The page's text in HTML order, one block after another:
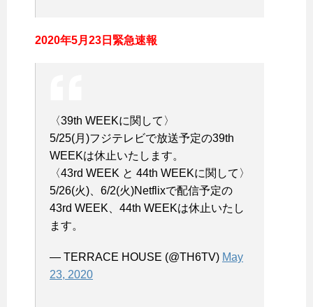
2020年5月23日緊急速報
〈39th WEEKに関して〉
5/25(月)フジテレビで放送予定の39th
WEEKは休止いたします。
〈43rd WEEK と 44th WEEKに関して〉
5/26(火)、6/2(火)Netflixで配信予定の
43rd WEEK、44th WEEKは休止いたし
ます。
— TERRACE HOUSE (@TH6TV) May
23, 2020